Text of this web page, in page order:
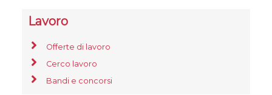
Lavoro
Offerte di lavoro
Cerco lavoro
Bandi e concorsi